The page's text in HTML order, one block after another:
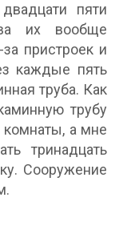
пяти
их вообще
пристроек и
каждые пять
труба. Как
трубу
а мне
тринадцать
Сооружение